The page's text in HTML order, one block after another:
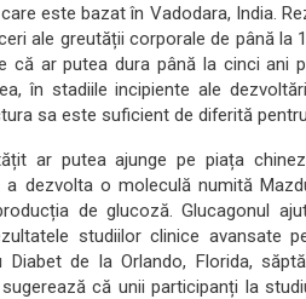
este bazat în Vadodara, India.
ale greutății corporale de până la
că ar putea dura până la cinci ani
în stadiile incipiente ale
sa este suficient de diferită
ar putea ajunge pe piața
a dezvolta o moleculă numită
de glucoză. Glucagonul
studiilor clinice avansate
Diabet de la Orlando, Florida,
sugerează că unii participanți la